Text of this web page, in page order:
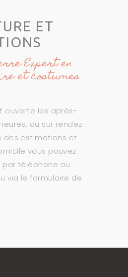
ET
Expert en
et costumes
ouverte les après-
ou sur rendez-
des estimations et
vous pouvez
téléphone au
via le formulaire de